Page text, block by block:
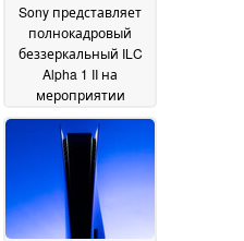
Sony представляет
полнокадровый
беззеркальный ILC
Alpha 1 II на
мероприятии
Creative Space NYC20
November 2024